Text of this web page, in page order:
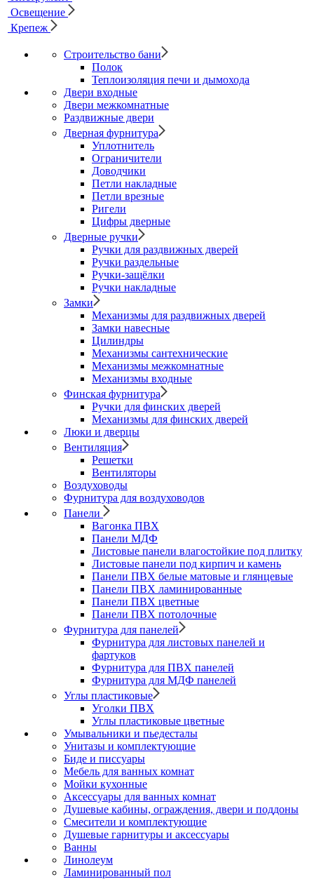
Освещение
Крепеж
Строительство бани
Полок
Теплоизоляция печи и дымохода
Двери входные
Двери межкомнатные
Раздвижные двери
Дверная фурнитура
Уплотнитель
Ограничители
Доводчики
Петли накладные
Петли врезные
Ригели
Цифры дверные
Дверные ручки
Ручки для раздвижных дверей
Ручки раздельные
Ручки-защёлки
Ручки накладные
Замки
Механизмы для раздвижных дверей
Замки навесные
Цилиндры
Механизмы сантехнические
Механизмы межкомнатные
Механизмы входные
Финская фурнитура
Ручки для финских дверей
Механизмы для финских дверей
Люки и дверцы
Вентиляция
Решетки
Вентиляторы
Воздуховоды
Фурнитура для воздуховодов
Панели
Вагонка ПВХ
Панели МДФ
Листовые панели влагостойкие под плитку
Листовые панели под кирпич и камень
Панели ПВХ белые матовые и глянцевые
Панели ПВХ ламинированные
Панели ПВХ цветные
Панели ПВХ потолочные
Фурнитура для панелей
Фурнитура для листовых панелей и
фартуков
Фурнитура для ПВХ панелей
Фурнитура для МДФ панелей
Углы пластиковые
Уголки ПВХ
Углы пластиковые цветные
Умывальники и пьедесталы
Унитазы и комплектующие
Биде и писсуары
Мебель для ванных комнат
Мойки кухонные
Аксессуары для ванных комнат
Душевые кабины, ограждения, двери и поддоны
Смесители и комплектующие
Душевые гарнитуры и аксессуары
Ванны
Линолеум
Ламинированный пол